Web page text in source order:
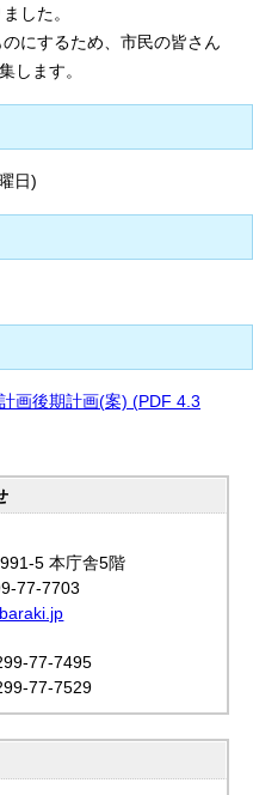
した。
にするため、市民の皆さん
します。
日)
画後期計画(案) (PDF 4.3
5 本庁舎5階
77-7703
77-7495
77-7529